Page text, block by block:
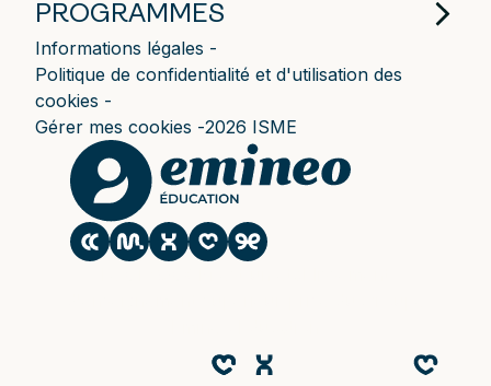
PROGRAMMES
Informations légales
Politique de confidentialité et d'utilisation des
cookies
Gérer mes cookies
2026 ISME